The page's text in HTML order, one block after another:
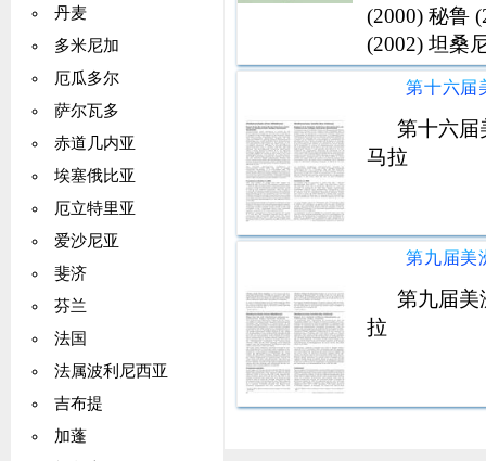
丹麦
多米尼加
厄瓜多尔
萨尔瓦多
赤道几内亚
埃塞俄比亚
厄立特里亚
爱沙尼亚
斐济
芬兰
法国
法属波利尼西亚
吉布提
加蓬
(2000) 秘鲁
(2002) 坦桑
2003 尼泊尔
第十六届
马拉
第九届美
拉